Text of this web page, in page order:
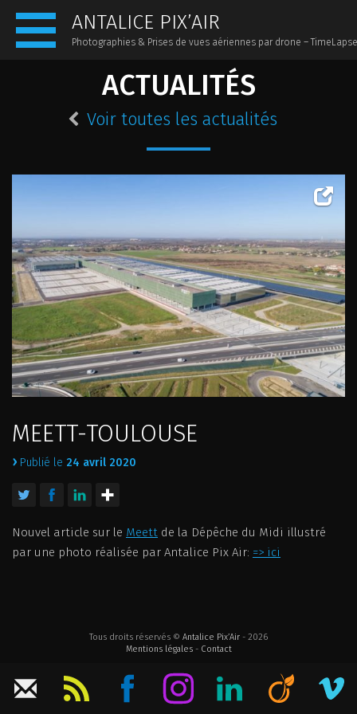
ANTALICE PIX’AIR
Photographies & Prises de vues aériennes par drone – TimeLapse
PRÉSENTATION
PHOTOS AÉRIENNES
PANORAMIQUES 360
VIDÉOS
TIMELAPSE
CONTACT
ILS NOUS FONT CONFIANCE
ACTUALITÉS
Voir toutes les actualités
MEETT-TOULOUSE
› Publié le 24 avril 2020
Nouvel article sur le Meett de la Dépêche du Midi illustré
par une photo réalisée par Antalice Pix Air: => ici
Tous droits réservés © Antalice Pix’Air - 2026
Mentions légales- Contact